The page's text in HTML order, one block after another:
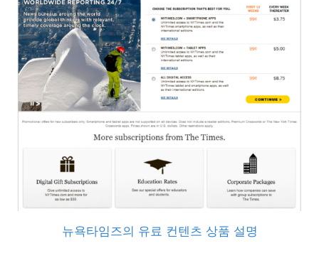
뉴욕타임즈의 유료 컨텐츠 상품 설명